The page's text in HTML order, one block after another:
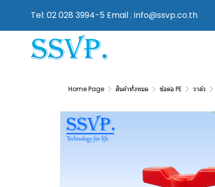
Tel: 02 028 3994-5 Email : info@ssvp.co.th
Home Page สินค้าทั้งหมด ข้อต่อ PE วาล์ว